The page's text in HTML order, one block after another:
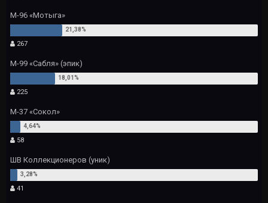
М-96 «Мотыга»
267
М-99 «Сабля» (эпик)
225
М-37 «Сокол»
58
ШВ Коллекционеров (уник)
41